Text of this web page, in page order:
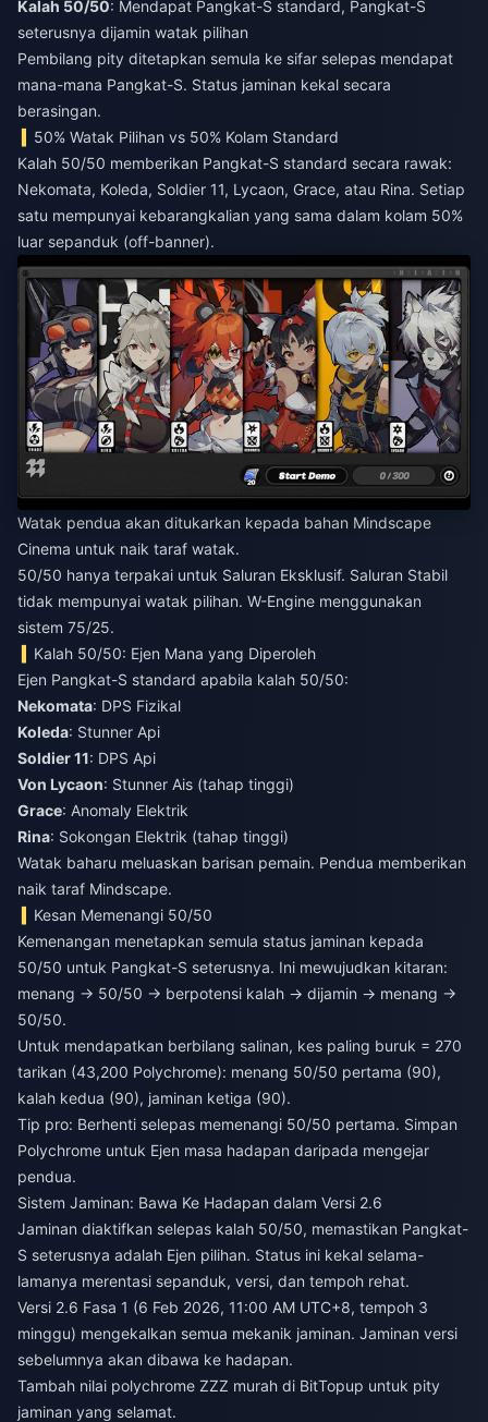
Kalah 50/50: Mendapat Pangkat-S standard, Pangkat-S
seterusnya dijamin watak pilihan
Pembilang pity ditetapkan semula ke sifar selepas mendapat
mana-mana Pangkat-S. Status jaminan kekal secara
berasingan.
50% Watak Pilihan vs 50% Kolam Standard
Kalah 50/50 memberikan Pangkat-S standard secara rawak:
Nekomata, Koleda, Soldier 11, Lycaon, Grace, atau Rina. Setiap
satu mempunyai kebarangkalian yang sama dalam kolam 50%
luar sepanduk (off-banner).
Watak pendua akan ditukarkan kepada bahan Mindscape
Cinema untuk naik taraf watak.
50/50 hanya terpakai untuk Saluran Eksklusif. Saluran Stabil
tidak mempunyai watak pilihan. W-Engine menggunakan
sistem 75/25.
Kalah 50/50: Ejen Mana yang Diperoleh
Ejen Pangkat-S standard apabila kalah 50/50:
Nekomata: DPS Fizikal
Koleda: Stunner Api
Soldier 11: DPS Api
Von Lycaon: Stunner Ais (tahap tinggi)
Grace: Anomaly Elektrik
Rina: Sokongan Elektrik (tahap tinggi)
Watak baharu meluaskan barisan pemain. Pendua memberikan
naik taraf Mindscape.
Kesan Memenangi 50/50
Kemenangan menetapkan semula status jaminan kepada
50/50 untuk Pangkat-S seterusnya. Ini mewujudkan kitaran:
menang → 50/50 → berpotensi kalah → dijamin → menang →
50/50.
Untuk mendapatkan berbilang salinan, kes paling buruk = 270
tarikan (43,200 Polychrome): menang 50/50 pertama (90),
kalah kedua (90), jaminan ketiga (90).
Tip pro: Berhenti selepas memenangi 50/50 pertama. Simpan
Polychrome untuk Ejen masa hadapan daripada mengejar
pendua.
Sistem Jaminan: Bawa Ke Hadapan dalam Versi 2.6
Jaminan diaktifkan selepas kalah 50/50, memastikan Pangkat-
S seterusnya adalah Ejen pilihan. Status ini kekal selama-
lamanya merentasi sepanduk, versi, dan tempoh rehat.
Versi 2.6 Fasa 1 (6 Feb 2026, 11:00 AM UTC+8, tempoh 3
minggu) mengekalkan semua mekanik jaminan. Jaminan versi
sebelumnya akan dibawa ke hadapan.
Tambah nilai polychrome ZZZ murah di BitTopup untuk pity
jaminan yang selamat.